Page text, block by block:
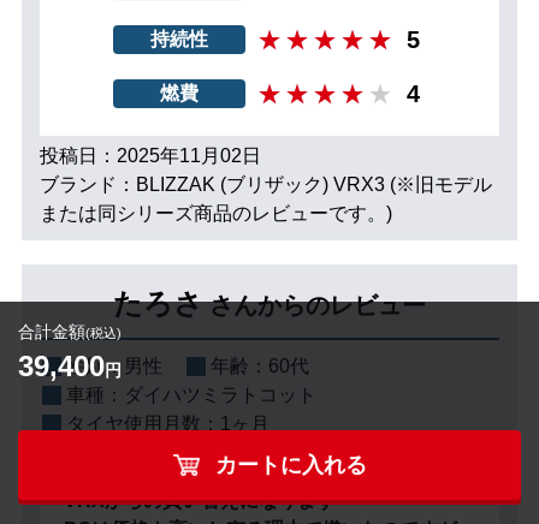
合計金額(税込)
39,400円
カートに入れる
持続性 5
燃費 4
投稿日：2025年11月02日
ブランド：BLIZZAK (ブリザック) VRX3 (※旧モデル
または同シリーズ商品のレビューです。)
たろさ さんからのレビュー
性別： 男性 年齢： 60代
車種： ダイハツミラトコット
タイヤ使用月数： 1ヶ月
VRXからの買い替えになります